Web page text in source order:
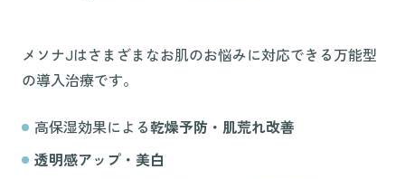
メソナJはさまざまなお肌のお悩みに対応できる万能型
の導入治療です。
高保湿効果による乾燥予防・肌荒れ改善
透明感アップ・美白